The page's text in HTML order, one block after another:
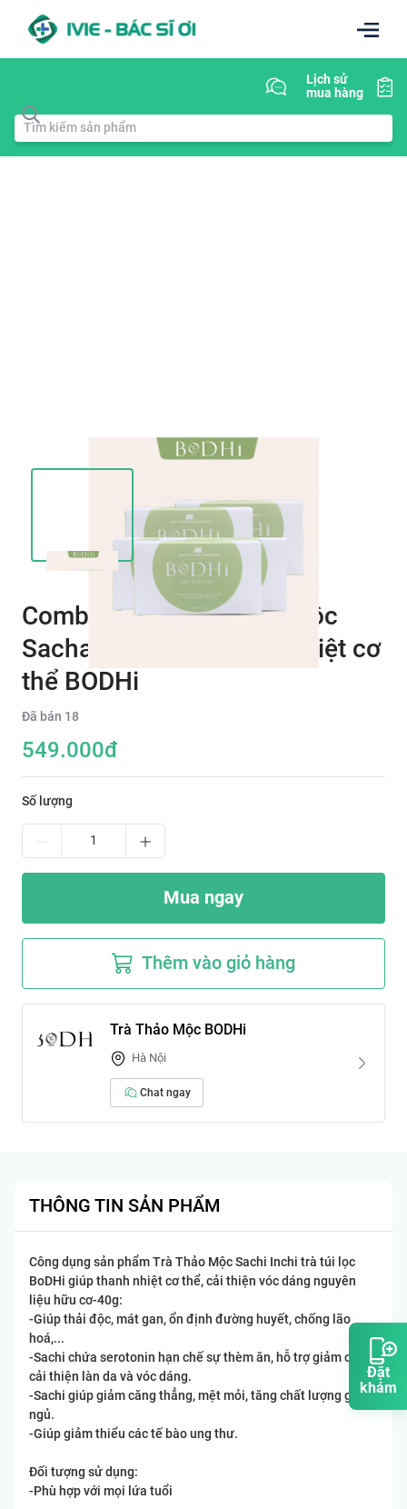
Đặt
khám
Lịch sử
mua hàng
Combo 5 hộp Trà Thảo Mộc
Sacha inchi giúp thanh nhiệt cơ
thể BODHi
Đã bán 18
549.000đ
Số lượng
Mua ngay
Thêm vào giỏ hàng
Trà Thảo Mộc BODHi
Hà Nội
Chat ngay
THÔNG TIN SẢN PHẨM
Công dụng sản phẩm Trà Thảo Mộc Sachi Inchi trà túi lọc
BoDHi giúp thanh nhiệt cơ thể, cải thiện vóc dáng nguyên
liệu hữu cơ-40g:
-Giúp thải độc, mát gan, ổn định đường huyết, chống lão
hoá,...
-Sachi chứa serotonin hạn chế sự thèm ăn, hỗ trợ giảm cân,
cải thiện làn da và vóc dáng.
-Sachi giúp giảm căng thẳng, mệt mỏi, tăng chất lượng giấc
ngủ.
-Giúp giảm thiểu các tế bào ung thư.
Đối tượng sử dụng:
-Phù hợp với mọi lứa tuổi